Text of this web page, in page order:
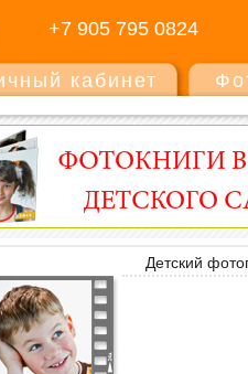
+7 905 795 0824
кабинет
Детский